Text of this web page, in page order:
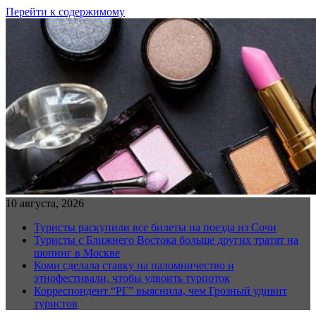
Перейти к содержимому
10 августа, 2026
Туристы раскупили все билеты на поезда из Сочи
Туристы с Ближнего Востока больше других тратят на
шопинг в Москве
Коми сделала ставку на паломничество и
этнофестивали, чтобы удвоить турпоток
Корреспондент “РГ” выяснила, чем Грозный удивит
туристов